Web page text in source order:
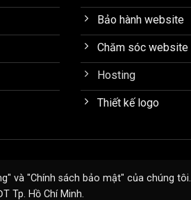
Bảo hành website
Chăm sóc website
Hosting
Thiết kế logo
" và "Chính sách bảo mật" của chúng tôi.
Tp. Hồ Chí Minh.